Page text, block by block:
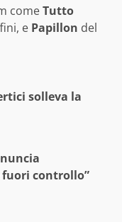
comeTutto
e Papillon del
solleva la
fuori controllo”